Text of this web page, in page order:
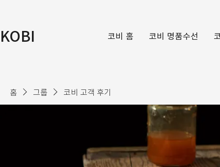
KOBI 코비 홈 코비 명품수선
홈 그룹 코비 고객 후기